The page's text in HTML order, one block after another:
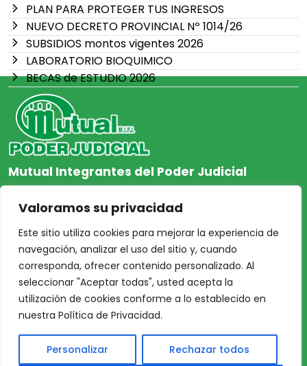
Valoramos su privacidad
Este sitio utiliza cookies para mejorar la experiencia de
navegación, analizar el uso del sitio y, cuando
corresponda, ofrecer contenido personalizado. Al
seleccionar "Aceptar todas", usted acepta la
utilización de cookies conforme a lo establecido en
nuestra Política de Privacidad.
Personalizar Rechazar todos
PLAN PARA PROTEGER TUS INGRESOS
NUEVO DECRETO PROVINCIAL Nº 1014/26
SUBSIDIOS montos vigentes 2026
LABORATORIO BIOQUIMICO
BECAS de ESTUDIO 2026
Mutual Integrantes del Poder Judicial
afiliacion@mjpj.org.ar
+54 9 342 467-4510
NOSOTROS
Inicio
Acceso Asociados
Nosotros
CENTRO DE AYUDA
Protección de Datos
Personales